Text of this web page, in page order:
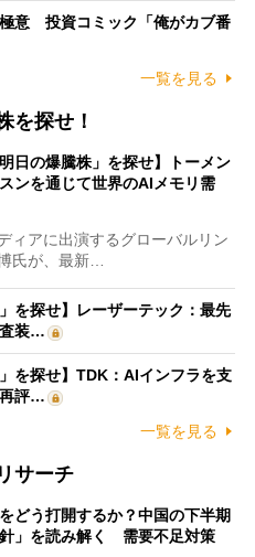
意 投資コミック「俺がカブ番
一覧を見る
を探せ！
日の爆騰株」を探せ】トーメン
ンを通じて世界のAIメモリ需
ィアに出演するグローバルリン
氏が、最新…
を探せ】レーザーテック：最先
査装…
を探せ】TDK：AIインフラを支
評…
一覧を見る
サーチ
どう打開するか？中国の下半期
」を読み解く 需要不足対策